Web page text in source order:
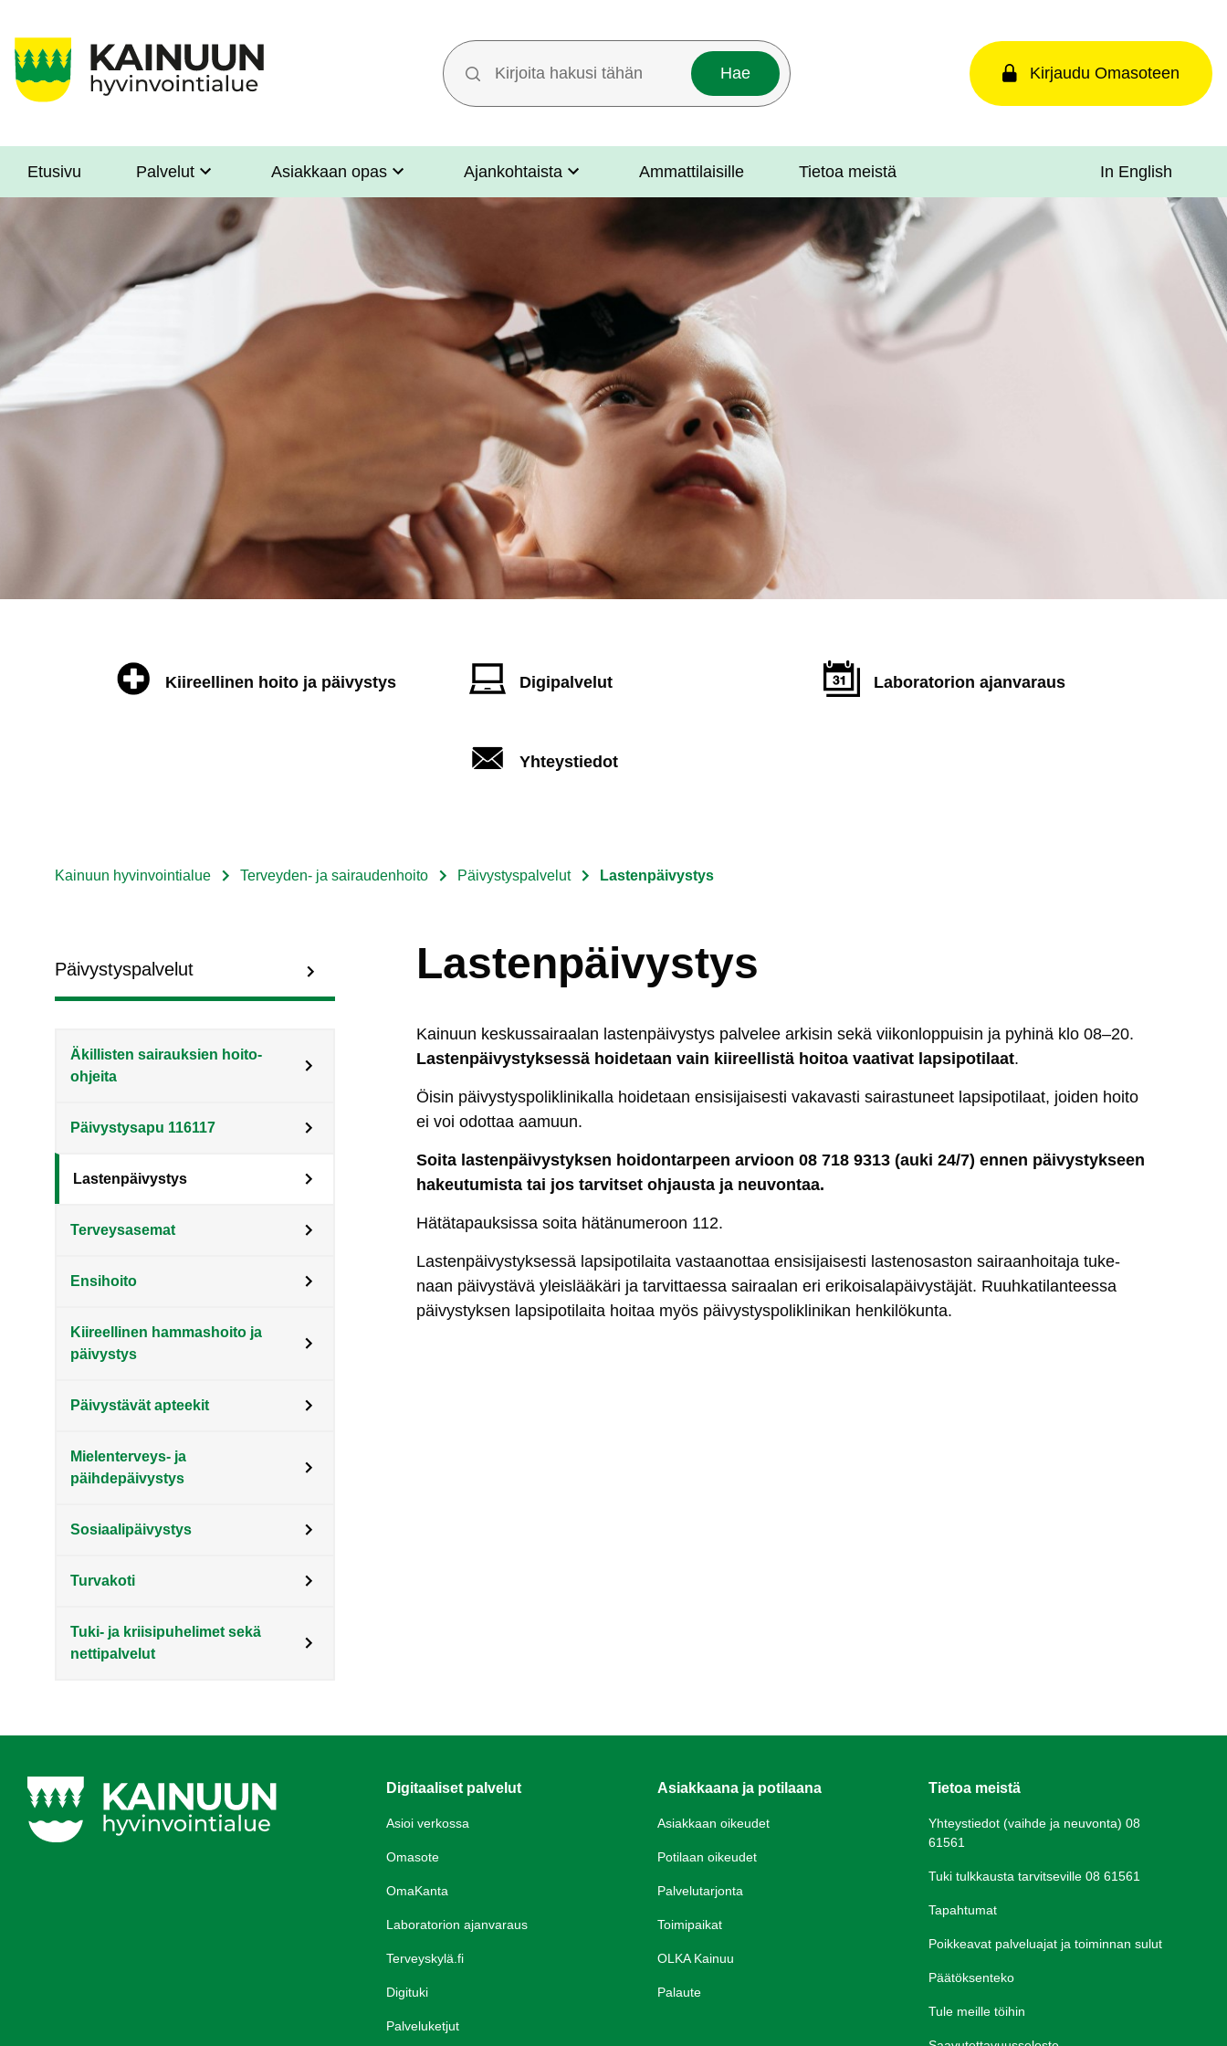
Hakutermit
Kirjaudu Omasoteen
Sote
Menu
Asiakkaille
Etusivu Palvelut Asiakkaan opas Ajankohtaista Ammattilaisille Tietoa meistä In English
Kiireellinen hoito ja päivystys Digipalvelut Laboratorion ajanvaraus
Yhteystiedot
Kainuun hyvinvointialue Terveyden- ja sairaudenhoito Päivystyspalvelut Lastenpäivystys
Menu
Asiakkaille
level
3
fi
Päivystyspalvelut
Äkillisten sairauksien hoito-
ohjeita
Päivystysapu 116117
Lastenpäivystys
Terveysasemat
Ensihoito
Kiireellinen hammashoito ja
päivystys
Päivystävät apteekit
Mielenterveys- ja
päihdepäivystys
Sosiaalipäivystys
Turvakoti
Tuki- ja kriisipuhelimet sekä
nettipalvelut
Lastenpäivystys
Kai­nuun kes­kus­sai­raa­lan las­ten­päi­vys­tys pal­ve­lee ar­ki­sin se­kä vii­kon­lop­pui­sin ja py­hi­nä klo 08–20.
Las­ten­päi­vys­tyk­ses­sä hoi­de­taan vain kii­reel­lis­tä hoi­toa vaa­ti­vat lap­si­po­ti­laat.
Öi­sin päi­vys­tys­po­lik­li­ni­kal­la hoi­de­taan en­si­si­jai­ses­ti va­ka­vas­ti sai­ras­tu­neet lap­si­po­ti­laat, joi­den hoi­to
ei voi odot­taa aa­muun.
Soi­ta las­ten­päi­vys­tyk­sen hoi­don­tar­peen ar­vioon 08 718 9313 (au­ki 24/7) en­nen päi­vys­tyk­seen
ha­keu­tu­mis­ta tai jos tar­vit­set oh­jaus­ta ja neu­von­taa.
Hä­tä­ta­pauk­sis­sa soi­ta hä­tä­nu­me­roon 112.
Las­ten­päi­vys­tyk­ses­sä lap­si­po­ti­lai­ta vas­taa­not­taa en­si­si­jai­ses­ti las­te­no­sas­ton sai­raan­hoi­ta­ja tu­ke­
naan päi­vys­tä­vä yleis­lää­kä­ri ja tar­vit­taes­sa sai­raa­lan eri eri­koi­sa­la­päi­vys­tä­jät. Ruuh­ka­ti­lan­tees­sa
päi­vys­tyk­sen lap­si­po­ti­lai­ta hoi­taa myös päi­vys­tys­po­lik­li­ni­kan hen­ki­lö­kun­ta.
Digitaaliset palvelut
Asioi verkossa
Omasote
OmaKanta
Laboratorion ajanvaraus
Terveyskylä.fi
Digituki
Palveluketjut
Asiakkaana ja potilaana
Asiakkaan oikeudet
Potilaan oikeudet
Palvelutarjonta
Toimipaikat
OLKA Kainuu
Palaute
Tietoa meistä
Yhteystiedot (vaihde ja neuvonta) 08
61561
Tuki tulkkausta tarvitseville 08 61561
Tapahtumat
Poikkeavat palveluajat ja toiminnan sulut
Päätöksenteko
Tule meille töihin